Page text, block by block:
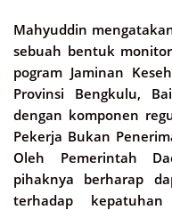
Mahyuddin
sebuah bentuk
pogram Jaminan
Provinsi Bengkulu,
dengan komponen
Pekerja Bukan
Oleh Pemerintah
pihaknya berharap
terhadap